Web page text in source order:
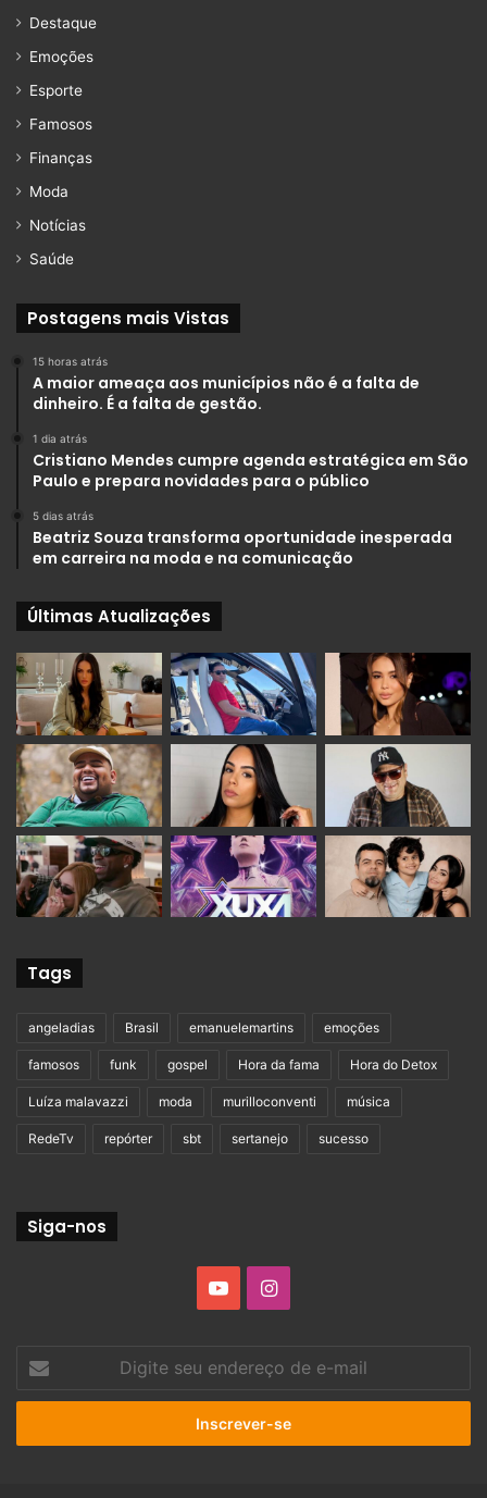
Destaque
Emoções
Esporte
Famosos
Finanças
Moda
Notícias
Saúde
Postagens mais Vistas
15 horas atrás
A maior ameaça aos municípios não é a falta de
dinheiro. É a falta de gestão.
1 dia atrás
Cristiano Mendes cumpre agenda estratégica em São
Paulo e prepara novidades para o público
5 dias atrás
Beatriz Souza transforma oportunidade inesperada
em carreira na moda e na comunicação
Últimas Atualizações
Tags
angeladias Brasil emanuelemartins emoções
famosos funk gospel Hora da fama Hora do Detox
Luíza malavazzi moda murilloconventi música
RedeTv repórter sbt sertanejo sucesso
Siga-nos
YouTubeInstagram
seu
endereço
e-